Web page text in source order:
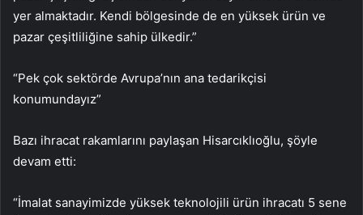
yer almaktadır. Kendi bölgesinde de en yüksek ürün ve
pazar çeşitliliğine sahip ülkedir.”
“Pek çok sektörde Avrupa’nın ana tedarikçisi
konumundayız”
Bazı ihracat rakamlarını paylaşan Hisarcıklıoğlu, şöyle
devam etti:
“İmalat sanayimizde yüksek teknolojili ürün ihracatı 5 sene